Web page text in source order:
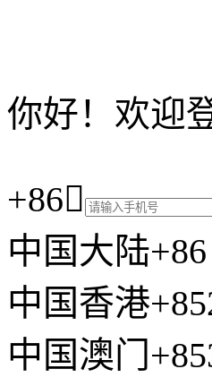
你好！欢迎
+86
中国大陆+86
中国香港
中国澳门